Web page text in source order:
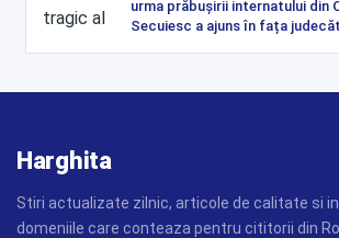
urma prăbușirii internatului din
Secuiesc a ajuns în fața
Harghita
Stiri actualizate zilnic, articole de calitate si
domeniile care conteaza pentru cititorii din